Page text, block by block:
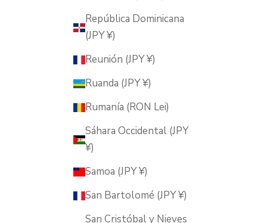
República Dominicana
(JPY ¥)
Reunión (JPY ¥)
Ruanda (JPY ¥)
Rumanía (RON Lei)
Sáhara Occidental (JPY
¥)
Samoa (JPY ¥)
San Bartolomé (JPY ¥)
San Cristóbal y Nieves